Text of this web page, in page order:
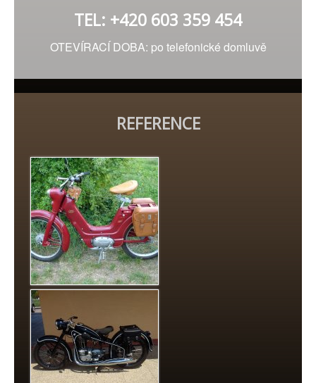
TEL: +420 603 359 454
OTEVÍRACÍ DOBA: po telefonické domluvě
REFERENCE